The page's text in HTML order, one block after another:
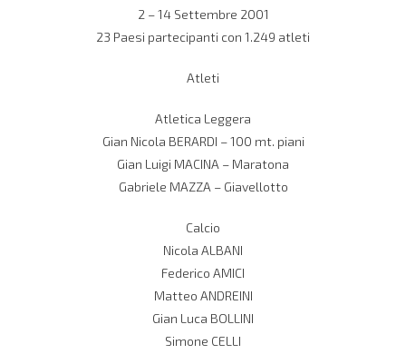
2 – 14 Settembre 2001
23 Paesi partecipanti con 1.249 atleti
Atleti
Atletica Leggera
Gian Nicola BERARDI – 100 mt. piani
Gian Luigi MACINA – Maratona
Gabriele MAZZA – Giavellotto
Calcio
Nicola ALBANI
Federico AMICI
Matteo ANDREINI
Gian Luca BOLLINI
Simone CELLI